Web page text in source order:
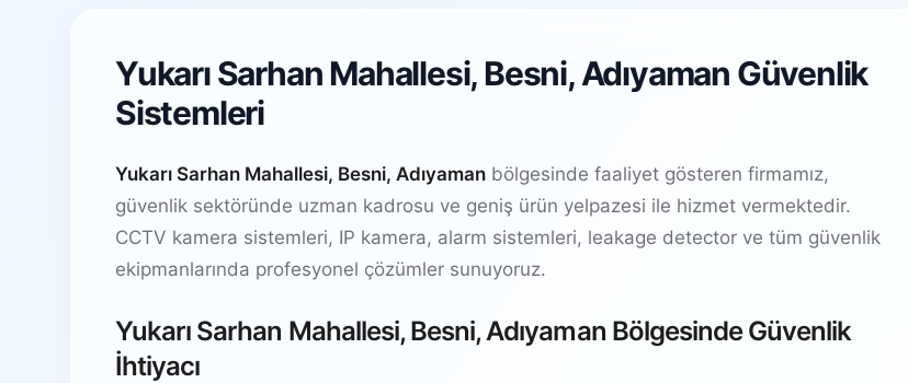
Yukarı Sarhan Mahallesi, Besni, Adıyaman Güvenlik
Sistemleri
Yukarı Sarhan Mahallesi, Besni, Adıyaman bölgesinde faaliyet gösteren firmamız,
güvenlik sektöründe uzman kadrosu ve geniş ürün yelpazesi ile hizmet vermektedir.
CCTV kamera sistemleri, IP kamera, alarm sistemleri, leakage detector ve tüm güvenlik
ekipmanlarında profesyonel çözümler sunuyoruz.
Yukarı Sarhan Mahallesi, Besni, Adıyaman Bölgesinde Güvenlik
İhtiyacı